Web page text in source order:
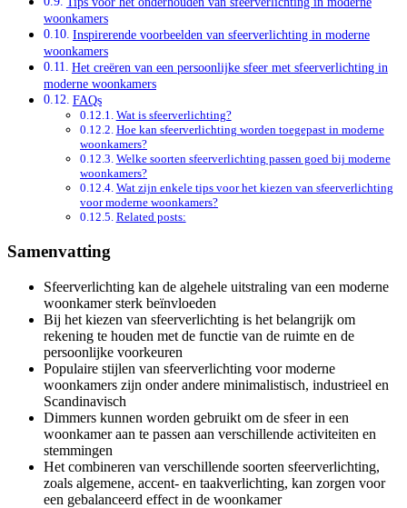
woonkamers
Inspirerende voorbeelden van sfeerverlichting in moderne
woonkamers
Het creëren van een persoonlijke sfeer met sfeerverlichting in
moderne woonkamers
FAQs
Wat is sfeerverlichting?
Hoe kan sfeerverlichting worden toegepast in moderne
woonkamers?
Welke soorten sfeerverlichting passen goed bij moderne
woonkamers?
Wat zijn enkele tips voor het kiezen van sfeerverlichting
voor moderne woonkamers?
Related posts:
Samenvatting
Sfeerverlichting kan de algehele uitstraling van een moderne
woonkamer sterk beïnvloeden
Bij het kiezen van sfeerverlichting is het belangrijk om
rekening te houden met de functie van de ruimte en de
persoonlijke voorkeuren
Populaire stijlen van sfeerverlichting voor moderne
woonkamers zijn onder andere minimalistisch, industrieel en
Scandinavisch
Dimmers kunnen worden gebruikt om de sfeer in een
woonkamer aan te passen aan verschillende activiteiten en
stemmingen
Het combineren van verschillende soorten sfeerverlichting,
zoals algemene, accent- en taakverlichting, kan zorgen voor
een gebalanceerd effect in de woonkamer